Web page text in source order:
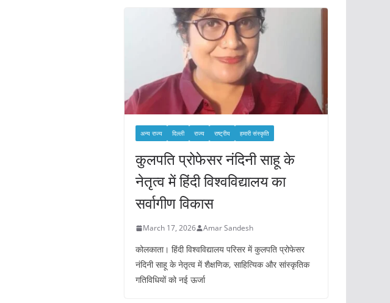
अन्य राज्य दिल्ली राज्य राष्ट्रीय हमारी संस्कृति
कुलपति प्रोफेसर नंदिनी साहू के
नेतृत्व में हिंदी विश्वविद्यालय का
सर्वागीण विकास
March 17, 2026 Amar Sandesh
कोलकाता। हिंदी विश्वविद्यालय परिसर में कुलपति प्रोफेसर
नंदिनी साहू के नेतृत्व में शैक्षणिक, साहित्यिक और सांस्कृतिक
गतिविधियों को नई ऊर्जा